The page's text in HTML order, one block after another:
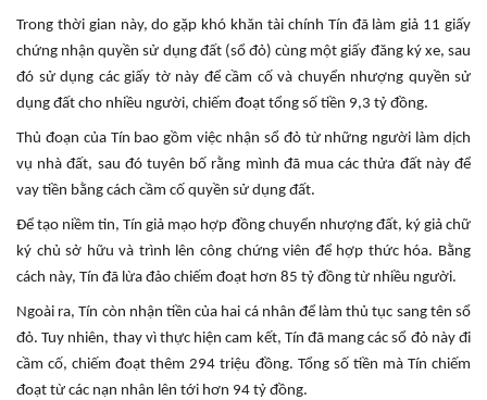
Trong thời gian này, do gặp khó khăn tài chính Tín đã làm giả 11 giấy
chứng nhận quyền sử dụng đất (sổ đỏ) cùng một giấy đăng ký xe, sau
đó sử dụng các giấy tờ này để cầm cố và chuyển nhượng quyền sử
dụng đất cho nhiều người, chiếm đoạt tổng số tiền 9,3 tỷ đồng.
Thủ đoạn của Tín bao gồm việc nhận sổ đỏ từ những người làm dịch
vụ nhà đất, sau đó tuyên bố rằng mình đã mua các thửa đất này để
vay tiền bằng cách cầm cố quyền sử dụng đất.
Để tạo niềm tin, Tín giả mạo hợp đồng chuyển nhượng đất, ký giả chữ
ký chủ sở hữu và trình lên công chứng viên để hợp thức hóa. Bằng
cách này, Tín đã lừa đảo chiếm đoạt hơn 85 tỷ đồng từ nhiều người.
Ngoài ra, Tín còn nhận tiền của hai cá nhân để làm thủ tục sang tên sổ
đỏ. Tuy nhiên, thay vì thực hiện cam kết, Tín đã mang các sổ đỏ này đi
cầm cố, chiếm đoạt thêm 294 triệu đồng. Tổng số tiền mà Tín chiếm
đoạt từ các nạn nhân lên tới hơn 94 tỷ đồng.